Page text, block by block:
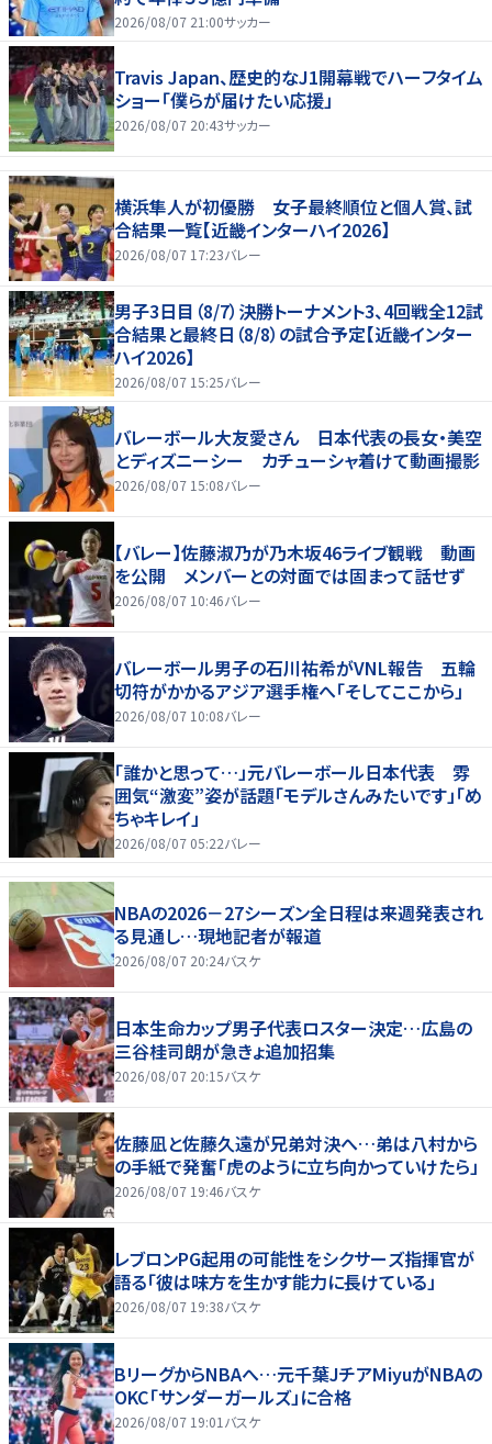
2026/08/07 21:00サッカー
Travis Japan、歴史的なJ1開幕戦でハーフタイム
ショー「僕らが届けたい応援」
2026/08/07 20:43サッカー
横浜隼人が初優勝 女子最終順位と個人賞、試
合結果一覧【近畿インターハイ2026】
2026/08/07 17:23バレー
男子3日目（8/7）決勝トーナメント3、4回戦全12試
合結果と最終日（8/8）の試合予定【近畿インター
ハイ2026】
2026/08/07 15:25バレー
バレーボール大友愛さん 日本代表の長女・美空
とディズニーシー カチューシャ着けて動画撮影
2026/08/07 15:08バレー
【バレー】佐藤淑乃が乃木坂46ライブ観戦 動画
を公開 メンバーとの対面では固まって話せず
2026/08/07 10:46バレー
バレーボール男子の石川祐希がVNL報告 五輪
切符がかかるアジア選手権へ「そしてここから」
2026/08/07 10:08バレー
「誰かと思って…」元バレーボール日本代表 雰
囲気“激変”姿が話題「モデルさんみたいです」「め
ちゃキレイ」
2026/08/07 05:22バレー
NBAの2026－27シーズン全日程は来週発表され
る見通し…現地記者が報道
2026/08/07 20:24バスケ
日本生命カップ男子代表ロスター決定…広島の
三谷桂司朗が急きょ追加招集
2026/08/07 20:15バスケ
佐藤凪と佐藤久遠が兄弟対決へ…弟は八村から
の手紙で発奮「虎のように立ち向かっていけたら」
2026/08/07 19:46バスケ
レブロンPG起用の可能性をシクサーズ指揮官が
語る「彼は味方を生かす能力に長けている」
2026/08/07 19:38バスケ
BリーグからNBAへ…元千葉JチアMiyuがNBAの
OKC「サンダーガールズ」に合格
2026/08/07 19:01 バスケ